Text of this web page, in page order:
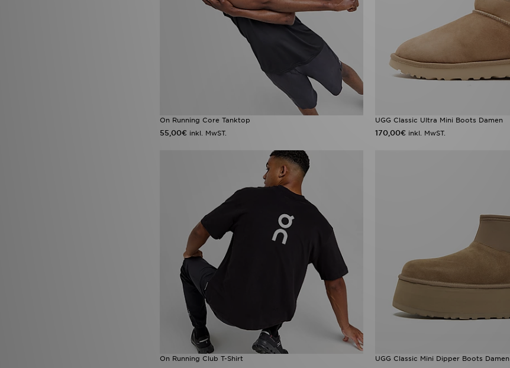
On Running Core Tanktop
55,00€ inkl. MwST.
UGG Classic Ultra Mini Boots Damen
170,00€ inkl. MwST.
On Running Club T-Shirt UGG Classic Mini Dipper Boots Damen